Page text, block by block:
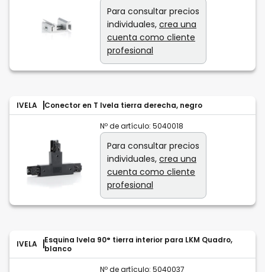
Para consultar precios
individuales, crea una
cuenta como cliente
profesional
IVELA Conector en T Ivela tierra derecha, negro
Nº de artículo: 5040018
Para consultar precios
individuales, crea una
cuenta como cliente
profesional
IVELA
Esquina Ivela 90° tierra interior para LKM Quadro,
blanco
Nº de artículo: 5040037